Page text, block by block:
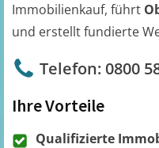
Immobilienkauf, führt
und erstellt fundierte
Telefon: 0800
Ihre Vorteile
Qualifizierte